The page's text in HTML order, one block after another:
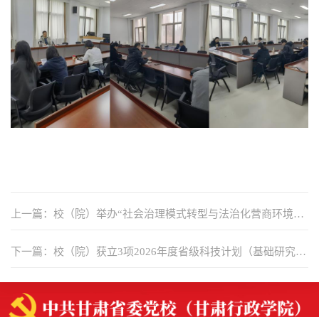
上一篇：校（院）举办“社会治理模式转型与法治化营商环境优
下一篇：校（院）获立3项2026年度省级科技计划（基础研究计